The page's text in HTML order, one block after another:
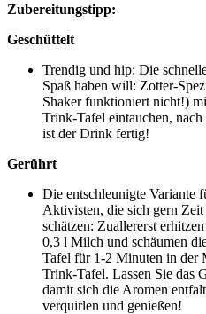
Zubereitungstipp:
Geschüttelt
Trendig und hip: Die
Spaß haben will: Zotter-
Shaker funktioniert nicht!)
Trink-Tafel eintauchen,
ist der Drink fertig!
Gerührt
Die entschleunigte Variante
Aktivisten, die sich gern Zeit
schätzen: Zuallererst
0,3 l Milch und schäumen
Tafel für 1-2 Minuten in der
Trink-Tafel. Lassen Sie das
damit sich die Aromen
verquirlen und genießen!